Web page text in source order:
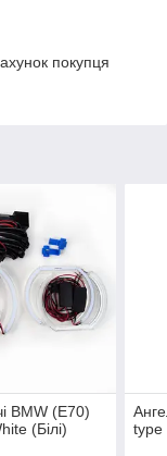
покупця
BMW (E70)
(Білі)
type